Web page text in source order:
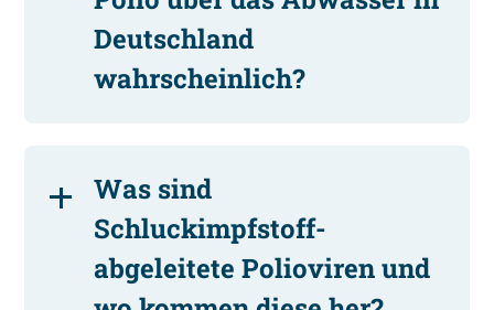
Deutschland
wahrscheinlich?
Was sind
Schluckimpfstoff-
abgeleitete Polioviren und